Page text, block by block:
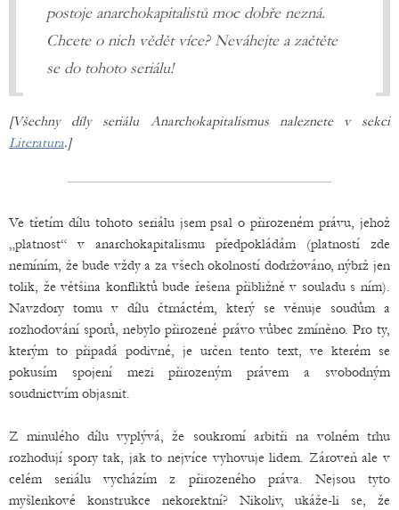
postoje anarchokapitalistů moc dobře nezná.
Chcete o nich vědět více? Neváhejte a začtěte
se do tohoto seriálu!
[Všechny díly seriálu Anarchokapitalismus naleznete v sekci
Literatura.]
Ve třetím dílu tohoto seriálu jsem psal o přirozeném právu, jehož
„platnost“ v anarchokapitalismu předpokládám (platností zde
nemíním, že bude vždy a za všech okolností dodržováno, nýbrž jen
tolik, že většina konfliktů bude řešena přibližně v souladu s ním).
Navzdory tomu v dílu čtrnáctém, který se věnuje soudům a
rozhodování sporů, nebylo přirozené právo vůbec zmíněno. Pro ty,
kterým to připadá podivné, je určen tento text, ve kterém se
pokusím spojení mezi přirozeným právem a svobodným
soudnictvím objasnit.
Z minulého dílu vyplývá, že soukromí arbitři na volném trhu
rozhodují spory tak, jak to nejvíce vyhovuje lidem. Zároveň ale v
celém seriálu vycházím z přirozeného práva. Nejsou tyto
myšlenkové konstrukce nekorektní? Nikoliv, ukáže-li se, že